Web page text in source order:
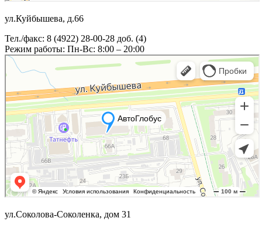
ул.Куйбышева, д.66
Тел./факс: 8 (4922) 28-00-28 доб. (4)
Режим работы: Пн-Вс: 8:00 – 20:00
ул.Соколова-Соколенка, дом 31